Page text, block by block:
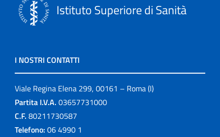
Istituto Superiore di Sanità
I NOSTRI CONTATTI
Viale Regina Elena 299, 00161 – Roma (I)
Partita I.V.A. 03657731000
C.F. 80211730587
Telefono: 06 4990 1